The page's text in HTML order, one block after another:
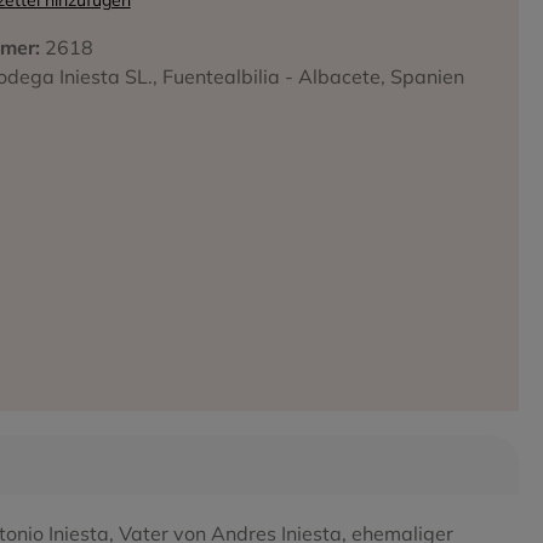
2618
Iniesta SL., Fuentealbilia - Albacete, Spanien
Iniesta, Vater von Andres Iniesta, ehemaliger